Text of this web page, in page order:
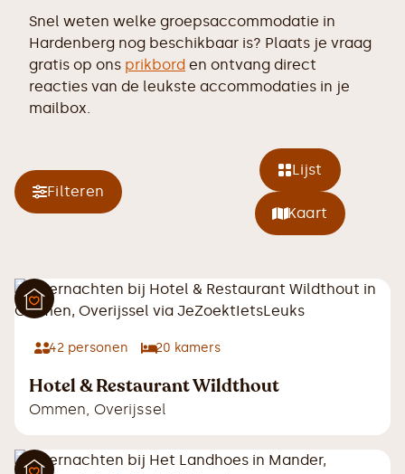
Snel weten welke groepsaccommodatie in
Hardenberg nog beschikbaar is? Plaats je vraag
gratis op ons prikbord en ontvang direct
reacties van de leukste accommodaties in je
mailbox.
Filteren
Lijst
Kaart
42 personen 20 kamers
Hotel & Restaurant Wildthout
Ommen, Overijssel